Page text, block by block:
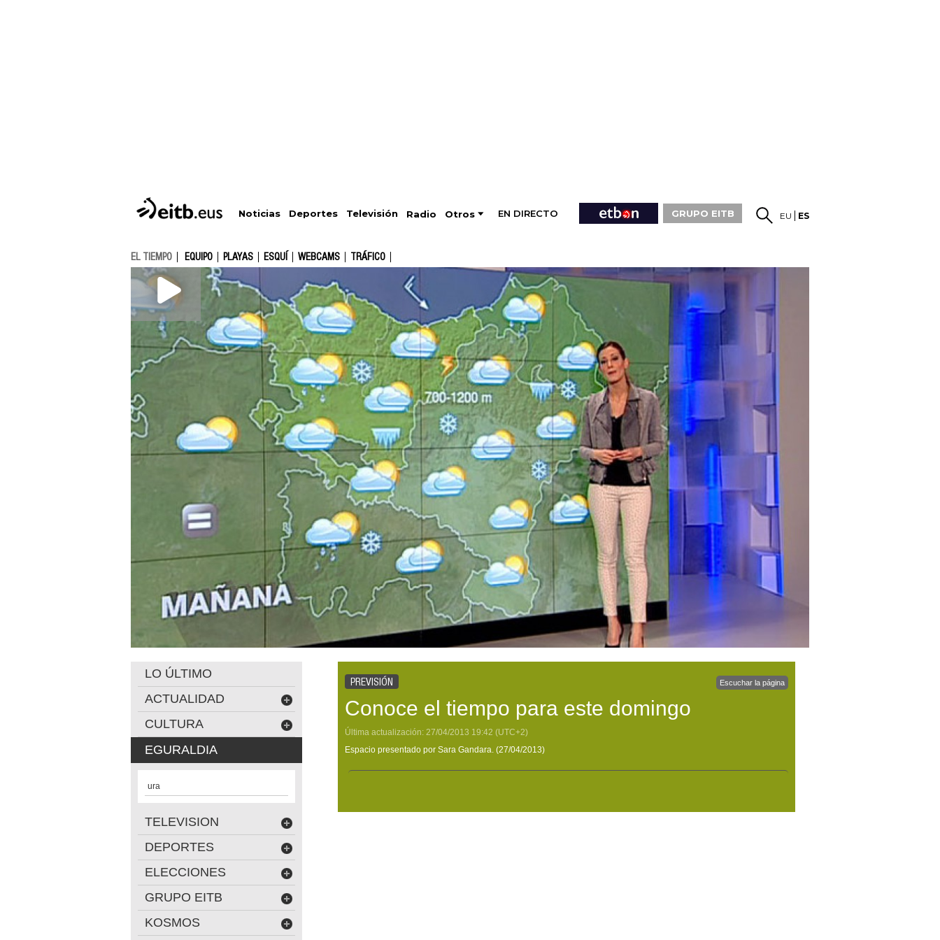
Noticias Deportes Televisión Radio Otros EN DIRECTO GRUPO EITB EU ES
EL TIEMPO EQUIPO PLAYAS ESQUÍ WEBCAMS TRÁFICO
PREVISIÓN Escuchar la página
Conoce el tiempo para este domingo
Última actualización: 27/04/2013 19:42 (UTC+2)
Espacio presentado por Sara Gandara. (27/04/2013)
LO ÚLTIMO
ACTUALIDAD
CULTURA
EGURALDIA
ura
TELEVISION
DEPORTES
ELECCIONES
GRUPO EITB
KOSMOS